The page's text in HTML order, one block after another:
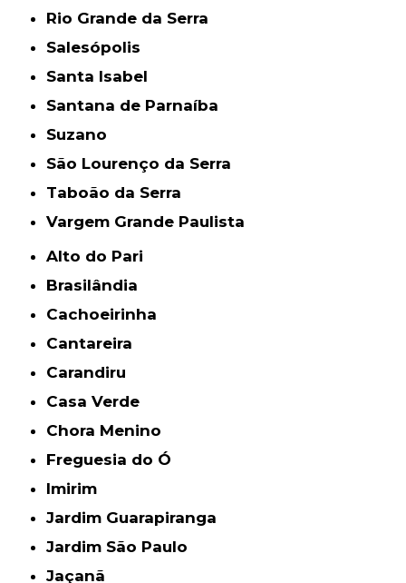
Rio Grande da Serra
Salesópolis
Santa Isabel
Santana de Parnaíba
Suzano
São Lourenço da Serra
Taboão da Serra
Vargem Grande Paulista
Alto do Pari
Brasilândia
Cachoeirinha
Cantareira
Carandiru
Casa Verde
Chora Menino
Freguesia do Ó
Imirim
Jardim Guarapiranga
Jardim São Paulo
Jaçanã